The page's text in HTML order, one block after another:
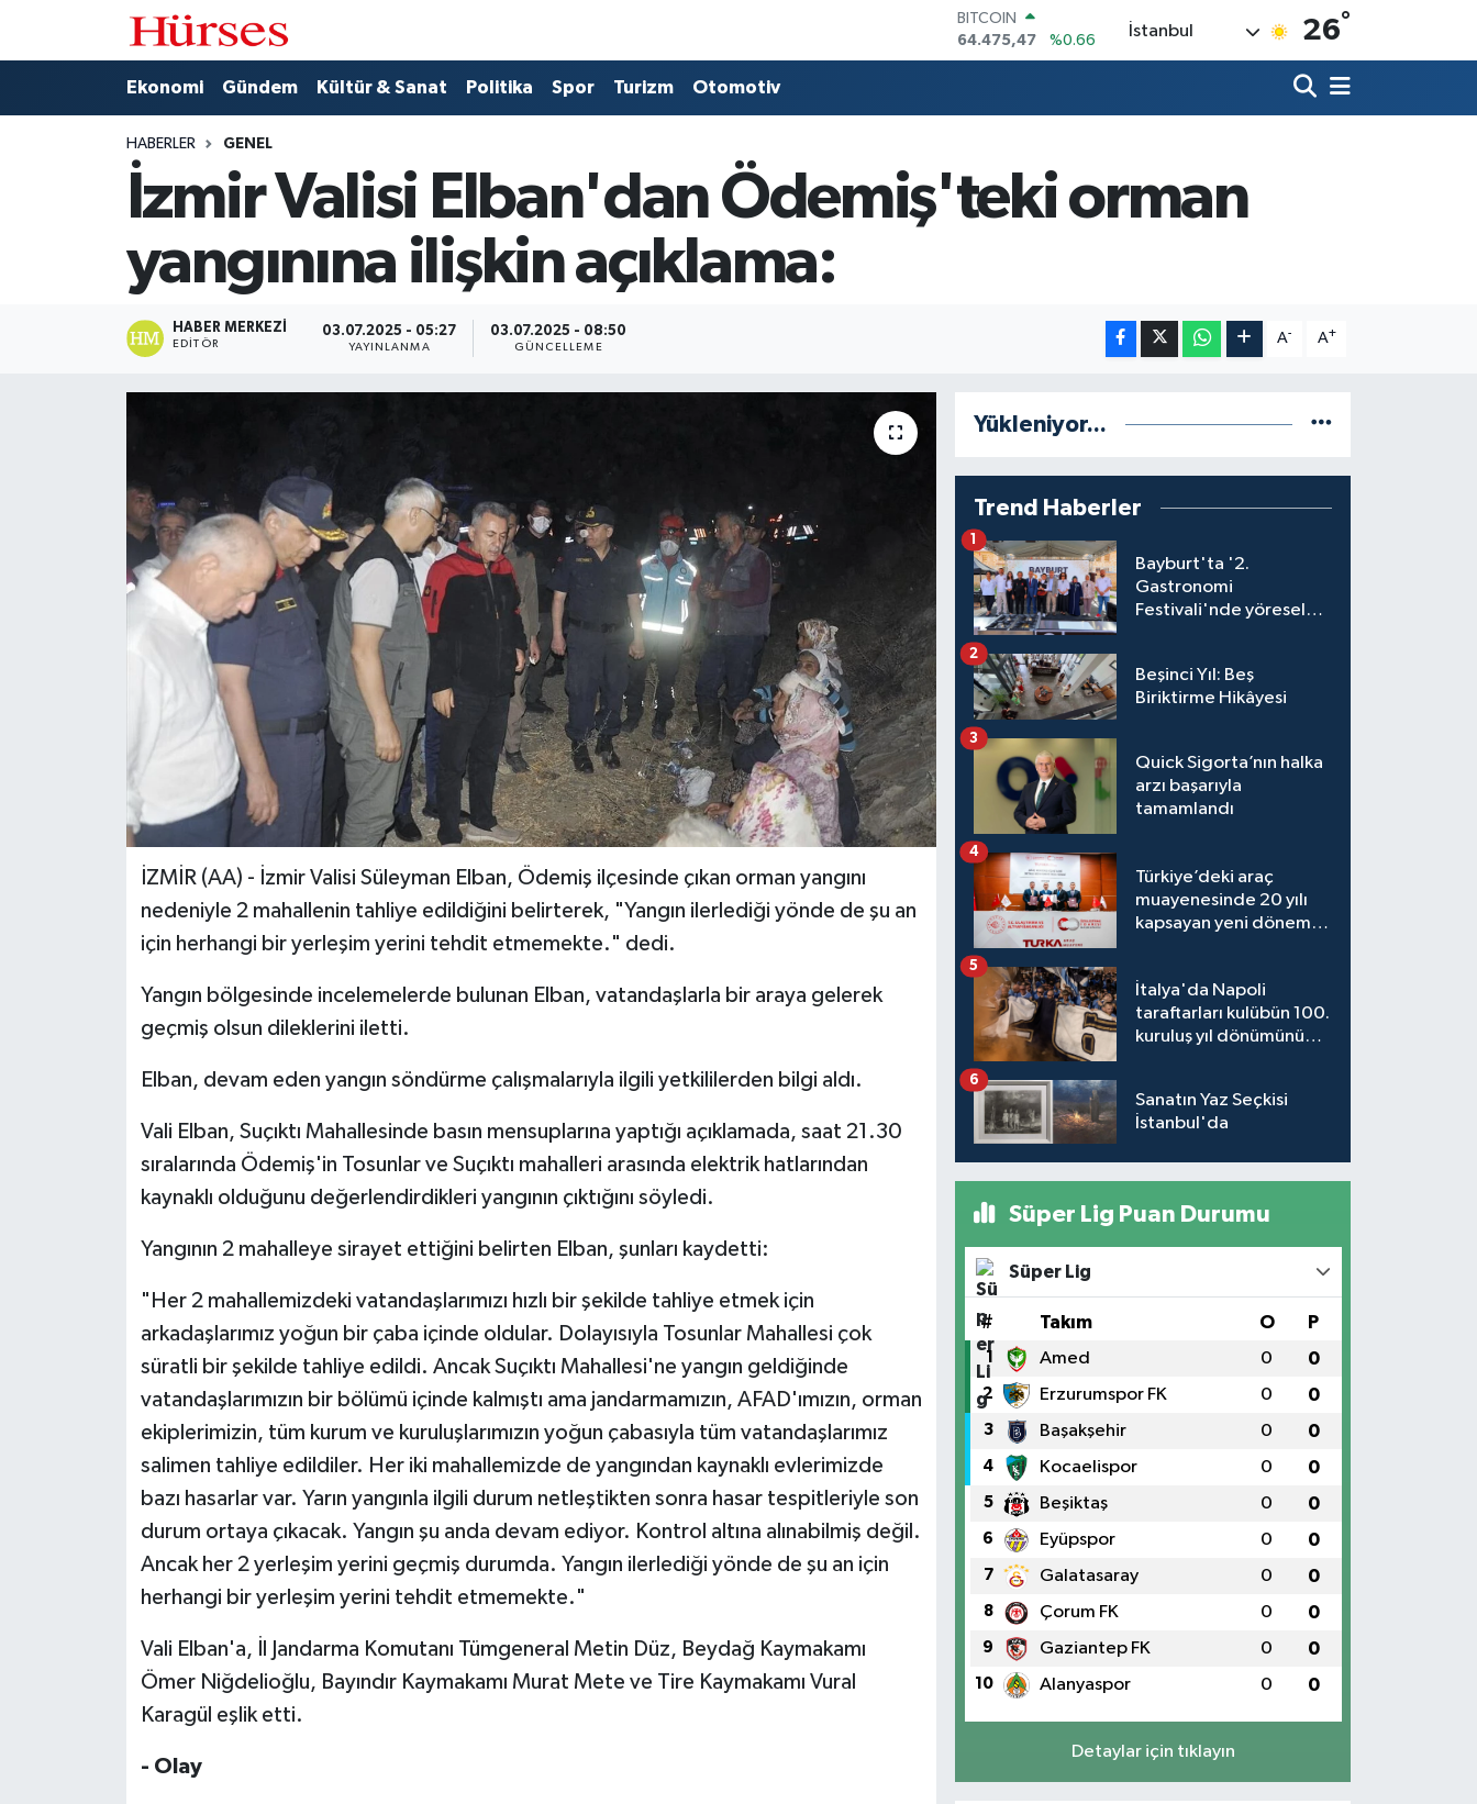
BITCOIN
64.475,47
%0.66
GRAM ALTIN
6518.23
%0.39
İstanbul 26°
Ekonomi Gündem Kültür & Sanat Politika Spor Turizm Otomotiv
HABERLER GENEL
İzmir Valisi Elban'dan Ödemiş'teki orman
yangınına ilişkin açıklama:
HABER MERKEZI
EDITÖR
03.07.2025 - 05:27
YAYINLANMA
03.07.2025 - 08:50
GÜNCELLEME
A- A+
İZMİR (AA) - İzmir Valisi Süleyman Elban, Ödemiş ilçesinde çıkan orman yangını
nedeniyle 2 mahallenin tahliye edildiğini belirterek, "Yangın ilerlediği yönde de şu an
için herhangi bir yerleşim yerini tehdit etmemekte." dedi.
Yangın bölgesinde incelemelerde bulunan Elban, vatandaşlarla bir araya gelerek
geçmiş olsun dileklerini iletti.
Elban, devam eden yangın söndürme çalışmalarıyla ilgili yetkililerden bilgi aldı.
Vali Elban, Suçıktı Mahallesinde basın mensuplarına yaptığı açıklamada, saat 21.30
sıralarında Ödemiş'in Tosunlar ve Suçıktı mahalleri arasında elektrik hatlarından
kaynaklı olduğunu değerlendirdikleri yangının çıktığını söyledi.
Yangının 2 mahalleye sirayet ettiğini belirten Elban, şunları kaydetti:
"Her 2 mahallemizdeki vatandaşlarımızı hızlı bir şekilde tahliye etmek için
arkadaşlarımız yoğun bir çaba içinde oldular. Dolayısıyla Tosunlar Mahallesi çok
süratli bir şekilde tahliye edildi. Ancak Suçıktı Mahallesi'ne yangın geldiğinde
vatandaşlarımızın bir bölümü içinde kalmıştı ama jandarmamızın, AFAD'ımızın, orman
ekiplerimizin, tüm kurum ve kuruluşlarımızın yoğun çabasıyla tüm vatandaşlarımız
salimen tahliye edildiler. Her iki mahallemizde de yangından kaynaklı evlerimizde
bazı hasarlar var. Yarın yangınla ilgili durum netleştikten sonra hasar tespitleriyle son
durum ortaya çıkacak. Yangın şu anda devam ediyor. Kontrol altına alınabilmiş değil.
Ancak her 2 yerleşim yerini geçmiş durumda. Yangın ilerlediği yönde de şu an için
herhangi bir yerleşim yerini tehdit etmemekte."
Vali Elban'a, İl Jandarma Komutanı Tümgeneral Metin Düz, Beydağ Kaymakamı
Ömer Niğdelioğlu, Bayındır Kaymakamı Murat Mete ve Tire Kaymakamı Vural
Karagül eşlik etti.
- Olay
Yükleniyor...
Trend Haberler
Bayburt'ta '2.
Gastronomi
Festivali'nde yöresel
1
Beşinci Yıl: Beş
Biriktirme Hikâyesi
2
Quick Sigorta’nın halka
arzı başarıyla
tamamlandı
3
Türkiye’deki araç
muayenesinde 20 yılı
kapsayan yeni dönem
4
İtalya'da Napoli
taraftarları kulübün 100.
kuruluş yıl dönümünü
5
Sanatın Yaz Seçkisi
İstanbul'da
6
Süper Lig Puan Durumu
Süper Lig
# Takım O P
1 Amed 0 0
2 Erzurumspor FK 0 0
3 Başakşehir 0 0
4 Kocaelispor 0 0
5 Beşiktaş 0 0
6 Eyüpspor 0 0
7 Galatasaray 0 0
8 Çorum FK 0 0
9 Gaziantep FK 0 0
10 Alanyaspor 0 0
Detaylar için tıklayın
Ekonomi
Gündem
Kültür & Sanat
Politika
Hava Durumu
Trafik Durumu
Süper Lig Puan Durumu ve Fikstür
Tüm Manşetler
Haber Arşivi